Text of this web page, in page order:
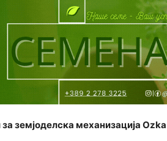
земјоделска механизација Ozka